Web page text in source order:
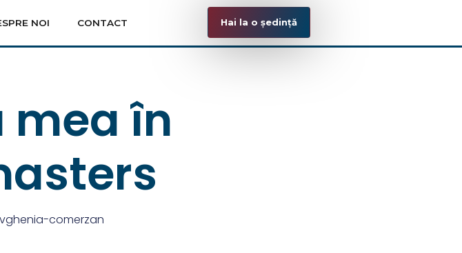
NOI CONTACT Hai la o ședință
mea în
comerzan